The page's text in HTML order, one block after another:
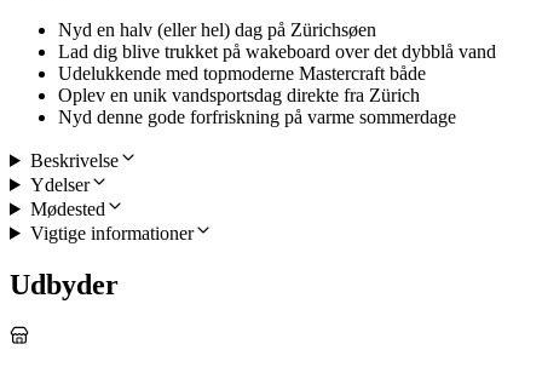
Nyd en halv (eller hel) dag på Zürichsøen
Lad dig blive trukket på wakeboard over det dybblå vand
Udelukkende med topmoderne Mastercraft både
Oplev en unik vandsportsdag direkte fra Zürich
Nyd denne gode forfriskning på varme sommerdage
Beskrivelse
Ydelser
Mødested
Vigtige informationer
Udbyder